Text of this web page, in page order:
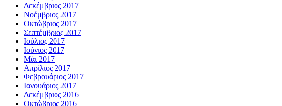
Δεκέμβριος 2017
Νοέμβριος 2017
Οκτώβριος 2017
Σεπτέμβριος 2017
Ιούλιος 2017
Ιούνιος 2017
Μάι 2017
Απρίλιος 2017
Φεβρουάριος 2017
Ιανουάριος 2017
Δεκέμβριος 2016
Οκτώβριος 2016